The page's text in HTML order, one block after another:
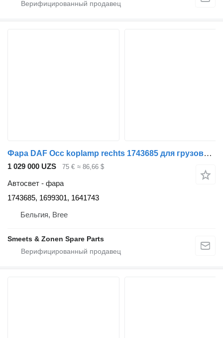
Фара DAF Occ koplamp rechts 1743685 для грузовика
1 029 000 UZS 75 € ≈ 86,66 $
Автосвет - фара
1743685, 1699301, 1641743
Бельгия, Bree
Smeets & Zonen Spare Parts